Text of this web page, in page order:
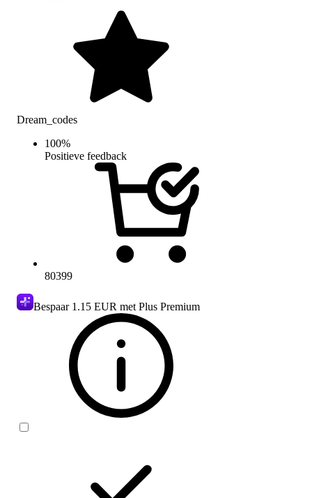
Dream_codes
100%
Positieve feedback
80399
Bespaar 1.15 EUR met Plus Premium